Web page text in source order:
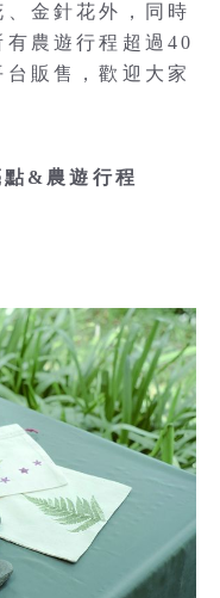
金針花外，同時
農遊行程超過40
販售，歡迎大家
&農遊行程